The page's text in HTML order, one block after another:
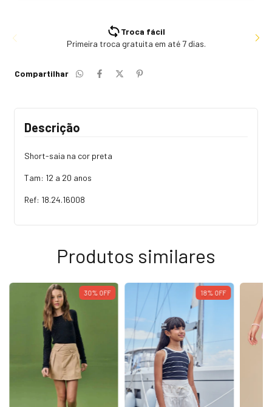
Troca fácil
Primeira troca gratuita em até 7 dias.
Compartilhar
Descrição
Short-saia na cor preta
Tam: 12 a 20 anos
Ref: 18.24.16008
Produtos similares
30% OFF 18% OFF